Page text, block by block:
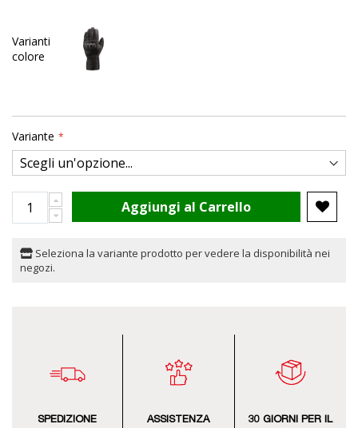
Varianti
colore
Variante
Aggiungi al Carrello
Seleziona la variante prodotto per vedere la disponibilità nei
negozi.
SPEDIZIONE
ASSISTENZA
30 GIORNI PER IL